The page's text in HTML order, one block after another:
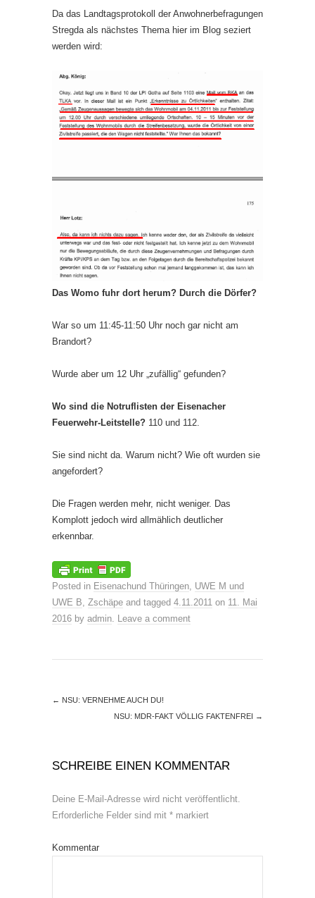
Da das Landtagsprotokoll der Anwohnerbefragungen
Stregda als nächstes Thema hier im Blog seziert
werden wird:
Das Womo fuhr dort herum? Durch die Dörfer?
War so um 11:45-11:50 Uhr noch gar nicht am
Brandort?
Wurde aber um 12 Uhr „zufällig“ gefunden?
Wo sind die Notruflisten der Eisenacher
Feuerwehr-Leitstelle? 110 und 112.
Sie sind nicht da. Warum nicht? Wie oft wurden sie
angefordert?
Die Fragen werden mehr, nicht weniger. Das
Komplott jedoch wird allmählich deutlicher
erkennbar.
Posted in Eisenachund Thüringen UWE M und
UWE B Zschäpe and tagged 4.11.2011 on 11. Mai
2016 by admin Leave a comment
← NSU: VERNEHME AUCH DU!
NSU: MDR-FAKT VÖLLIG FAKTENFREI →
SCHREIBE EINEN KOMMENTAR
Deine E-Mail-Adresse wird nicht veröffentlicht.
Erforderliche Felder sind mit * markiert
Kommentar